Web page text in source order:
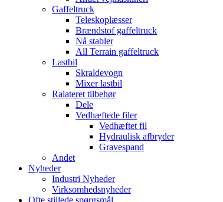
Gaffeltruck
Teleskoplæsser
Brændstof gaffeltruck
Nå stabler
All Terrain gaffeltruck
Lastbil
Skraldevogn
Mixer lastbil
Ralateret tilbehør
Dele
Vedhæftede filer
Vedhæftet fil
Hydraulisk afbryder
Gravespand
Andet
Nyheder
Industri Nyheder
Virksomhedsnyheder
Ofte stillede spørgsmål